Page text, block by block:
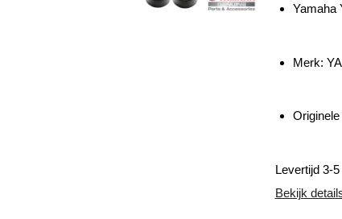
Yamaha
Merk:
Levertijd 3-
Bekijk